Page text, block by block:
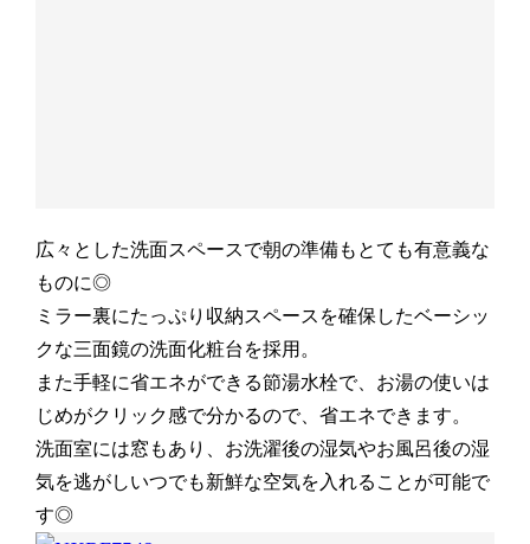
広々とした洗面スペースで朝の準備もとても有意義な
ものに◎
ミラー裏にたっぷり収納スペースを確保したベーシッ
クな三面鏡の洗面化粧台を採用。
また手軽に省エネができる節湯水栓で、お湯の使いは
じめがクリック感で分かるので、省エネできます。
洗面室には窓もあり、お洗濯後の湿気やお風呂後の湿
気を逃がしいつでも新鮮な空気を入れることが可能で
す◎